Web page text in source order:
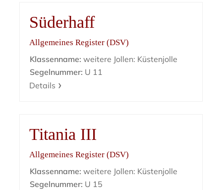
Süderhaff
Allgemeines Register (DSV)
Klassenname: weitere Jollen: Küstenjolle
Segelnummer: U 11
Details
Titania III
Allgemeines Register (DSV)
Klassenname: weitere Jollen: Küstenjolle
Segelnummer: U 15